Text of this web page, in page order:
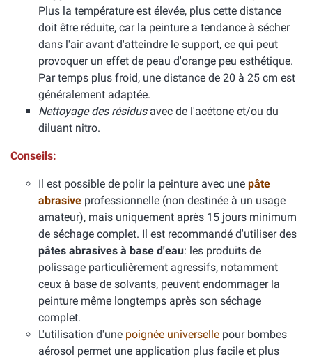
Plus la température est élevée, plus cette distance
doit être réduite, car la peinture a tendance à sécher
dans l'air avant d'atteindre le support, ce qui peut
provoquer un effet de peau d'orange peu esthétique.
Par temps plus froid, une distance de 20 à 25 cm est
généralement adaptée.
Nettoyage des résidusavec de l'acétone et/ou du
diluant nitro.
Conseils:
Il est possible de polir la peinture avec une pâte
abrasive professionnelle (non destinée à un usage
amateur), mais uniquement après 15 jours minimum
de séchage complet. Il est recommandé d'utiliser des
pâtes abrasives à base d'eau: les produits de
polissage particulièrement agressifs, notamment
ceux à base de solvants, peuvent endommager la
peinture même longtemps après son séchage
complet.
L'utilisation d'une poignée universelle pour bombes
aérosol permet une application plus facile et plus